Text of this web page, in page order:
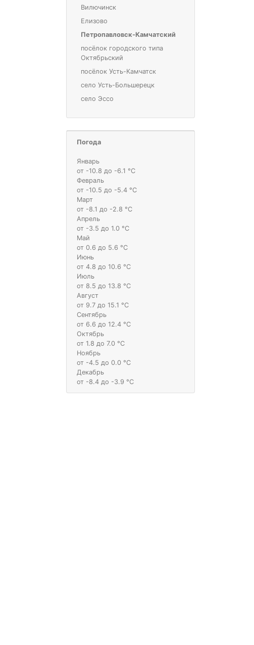
Вилючинск
Елизово
Петропавловск-Камчатский
посёлок городского типа
Октябрьский
посёлок Усть-Камчатск
село Усть-Большерецк
село Эссо
Погода
Январь
от -10.8 до -6.1 °С
Февраль
от -10.5 до -5.4 °С
Март
от -8.1 до -2.8 °С
Апрель
от -3.5 до 1.0 °С
Май
от 0.6 до 5.6 °С
Июнь
от 4.8 до 10.6 °С
Июль
от 8.5 до 13.8 °С
Август
от 9.7 до 15.1 °С
Сентябрь
от 6.6 до 12.4 °С
Октябрь
от 1.8 до 7.0 °С
Ноябрь
от -4.5 до 0.0 °С
Декабрь
от -8.4 до -3.9 °С